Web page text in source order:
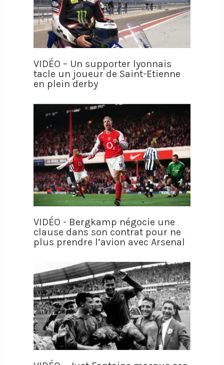
VIDÉO – Un supporter lyonnais
tacle un joueur de Saint-Etienne
en plein derby
VIDÉO - Bergkamp négocie une
clause dans son contrat pour ne
plus prendre l’avion avec Arsenal